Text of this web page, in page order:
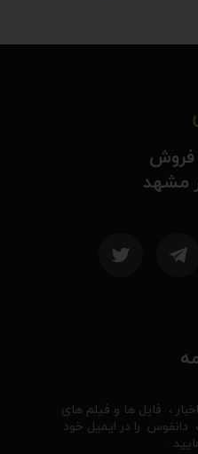
، فایل ها و فیلم های
را در ایمیل خود
.
فروش
مشهد